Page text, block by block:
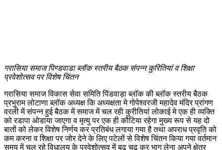
गरासिया समाज पिण्डवाडा ब्लॉक स्तरीय बैठक संपन्न कुरितियां व शिक्षा
प्रवेशोत्सव पर विशेष चिंतन
गरासिया समाज विकास सेवा समिति पिंडवाड़ा ब्लॉक की ब्लॉक स्तरीय बैठक
प्रभुराम लोटाणा ब्लॉक अध्यक्ष कि अध्यक्षता मे गोपेश्वरजी महादेव मंदिर प्रांगण
वरली में संपन्न हुई बैठक में समाज में चल रही कुरीतियां लोकाई मे एक ही व्यक्ति
को रडापा ओडाया जाएगा व मृत्यु पर एक ही कौटिया रहेगा मुख्य रूप से यह दो
बातों को लेकर विशेष निर्णय कर प्रतिबंध लगाया गया है तथा अपराध प्रवृति को
कम करना व शिक्षा पर जोर देने के लिए पटेलों से विशेष चिंतन किया गया वर्तमान
समय में चल रहे विधालय के प्रवेशोत्सव में बढ़ चढ़ कर भाग लेना अपने क्षेत्र